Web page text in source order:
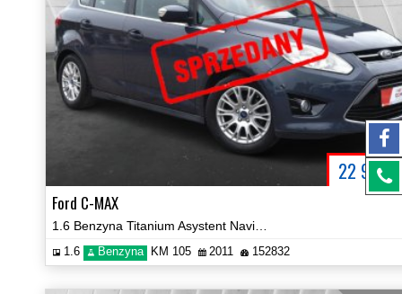
22 900
Ford C-MAX
1.6 Benzyna KM 105 2011 152832